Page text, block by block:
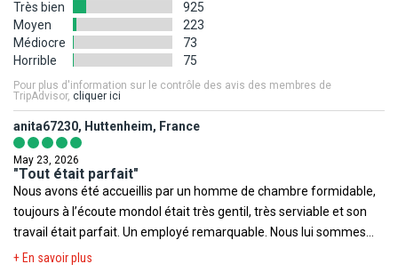
Les photos utilisées pour présenter les hôtels et la destination le
sont à titre indicatif et non-contractuel. Concernant votre
logement, l'hôtel offre différentes configurations et décorations.
La chambre allouée lors de votre arrivée pourra être ainsi
différente de celle figurant en photo sur le présent descriptif.
Votre séjour est assuré par le tour opérateur suivant :
FRAM
préavis nous vous invitons à consulter avant votre départ les sites
Internet suivants afin de prendre connaissance des éventuelles
restrictions, obligations ou tout simplement des informations
relatives à votre destination.
Ministère de la Santé,Institut de veille sanitaire
Voyage,Ministère des Affaires Etrangères
pour la sortie du territoire
Toutefois il est rappelé qu'aucune région du monde ni aucun pays
ne peuvent être considérés comme étant à l'abri du risque
Très bien
925
Moyen
223
Médiocre
73
Horrible
75
Pour plus d'information sur le contrôle des avis des membres de
TripAdvisor, cliquer ici
anita67230, Huttenheim, France
May 23, 2026
"Tout était parfait"
Nous avons été accueillis par un homme de chambre formidable,
toujours à l’écoute mondol était très gentil, très serviable et son
travail était parfait. Un employé remarquable. Nous lui sommes
très reconnaissant de nous avoir fait passer un séjour avec une
+ En savoir plus